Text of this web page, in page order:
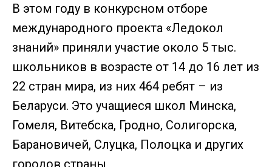
В этом году в конкурсном отборе
международного проекта «Ледокол
знаний» приняли участие около 5 тыс.
школьников в возрасте от 14 до 16 лет из
22 стран мира, из них 464 ребят – из
Беларуси. Это учащиеся школ Минска,
Гомеля, Витебска, Гродно, Солигорска,
Барановичей, Слуцка, Полоцка и других
городов страны.